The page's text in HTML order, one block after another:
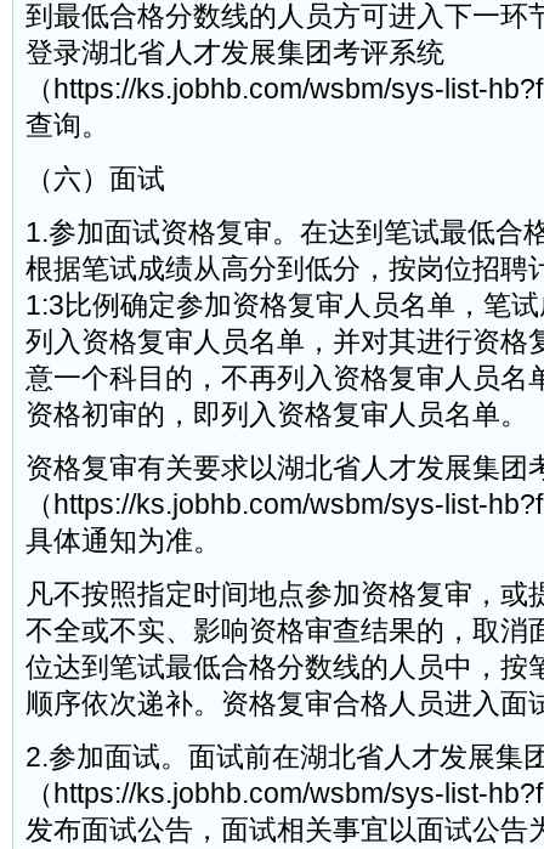
到最低合格分数线的人员方可进入下一环
登录湖北省人才发展集团考评系统
（https://ks.jobhb.com/wsbm/sys-list-
查询。
（六）面试
1.参加面试资格复审。在达到笔试最低合
根据笔试成绩从高分到低分，按岗位招聘
1:3比例确定参加资格复审人员名单，笔
列入资格复审人员名单，并对其进行资格
意一个科目的，不再列入资格复审人员名
资格初审的，即列入资格复审人员名单。
资格复审有关要求以湖北省人才发展集团
（https://ks.jobhb.com/wsbm/sys-list-
具体通知为准。
凡不按照指定时间地点参加资格复审，或
不全或不实、影响资格审查结果的，取消
位达到笔试最低合格分数线的人员中，按
顺序依次递补。资格复审合格人员进入面
2.参加面试。面试前在湖北省人才发展集
（https://ks.jobhb.com/wsbm/sys-list-
发布面试公告，面试相关事宜以面试公告